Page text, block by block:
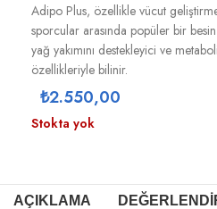
Adipo Plus, özellikle vücut
sporcular arasında popüler bir
yağ yakımını destekleyici ve
özellikleriyle bilinir.
₺2.550,00
Stokta yok
AÇIKLAMA